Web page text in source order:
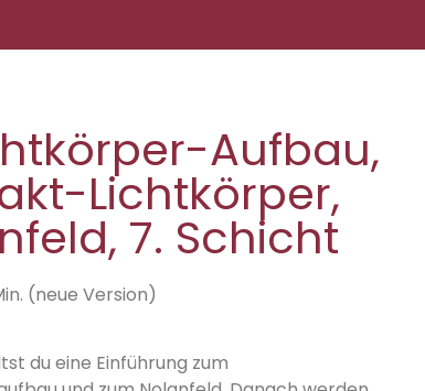
Aufbau,
Lichtkörper,
7. Schicht
(neue Version)
du eine Einführung zum